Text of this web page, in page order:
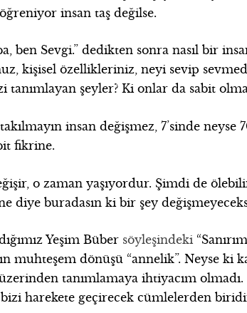
insan taş değilse.
ben Sevgi.” dedikten sonra nasıl bir
kişisel özellikleriniz, neyi sevip
tanımlayan şeyler? Ki onlar da sabit
insan değişmez, 7’sinde neyse
fikrine.
o zaman yaşıyordur. Şimdi de
diye buradasın ki bir şey
Yeşim Büber söyleşindeki
muhteşem dönüşü “annelik”.Neyse ki
tanımlamaya ihtiyacım
harekete geçirecek cümlelerden